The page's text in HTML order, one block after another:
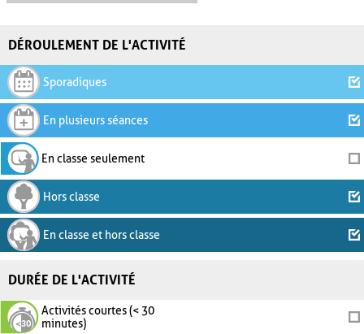
DÉROULEMENT DE L'ACTIVITÉ
Sporadiques
En plusieurs séances
En classe seulement
Hors classe
En classe et hors classe
DURÉE DE L'ACTIVITÉ
Activités courtes (< 30
minutes)